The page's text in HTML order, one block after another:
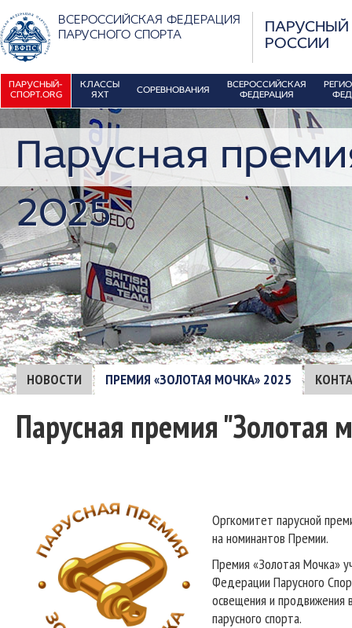
ВСЕРОССИЙСКАЯ ФЕДЕРАЦИЯ
ПАРУСНОГО СПОРТА
ПАРУСНЫЙ
РОССИИ
ПАРУСНЫЙ-
СПОРТ.ORG
КЛАССЫ
ЯХТ
СОРЕВНОВАНИЯ
ВСЕРОССИЙСКАЯ
ФЕДЕРАЦИЯ
Парусная
2025
НОВОСТИ ПРЕМИЯ «ЗОЛОТАЯ МОЧКА» 2025
Парусная премия "Золотая
Оргкомитет парусной
на номинантов Премии.
Премия «Золотая Мочка»
Федерации Парусного
освещения и продвижения
парусного спорта.